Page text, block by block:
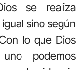
se realiza
sino según
lo que Dios
podemos